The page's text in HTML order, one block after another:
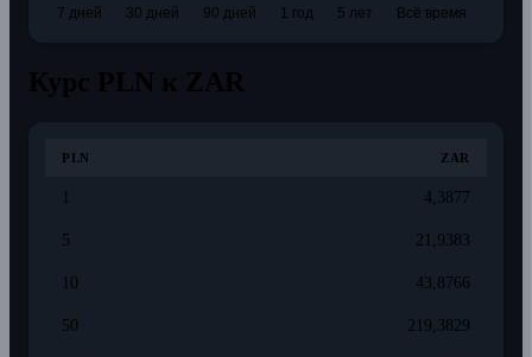
7 дней 30 дней 90 дней 1 год 5 лет Всё время
PLN ZAR
1 4,3877
5 21,9383
10 43,8766
50 219,3829